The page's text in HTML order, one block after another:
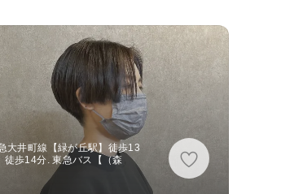
大井町線【緑が丘駅】徒歩13
歩14分. 東急バス【（森